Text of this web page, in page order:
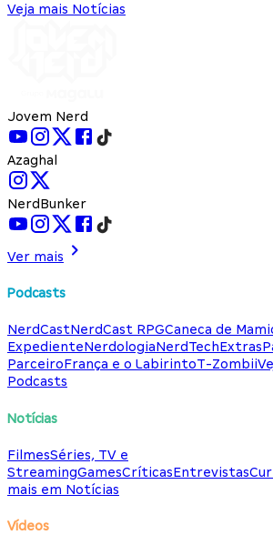
Veja mais Notícias
Jovem Nerd
Azaghal
NerdBunker
Ver mais
Podcasts
NerdCastNerdCast RPGCaneca de
ExpedienteNerdologiaNerdTechExtras
ParceiroFrança e o LabirintoT-Zombii
Podcasts
Notícias
FilmesSéries, TV e
StreamingGamesCríticasEntrevistas
mais em Notícias
Vídeos